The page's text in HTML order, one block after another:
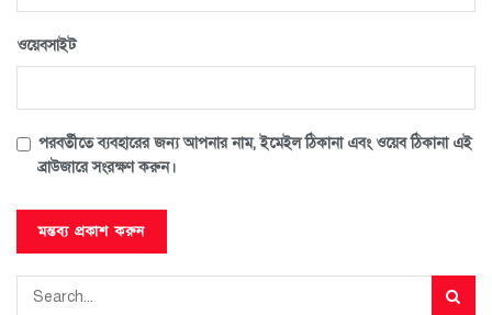
ওয়েবসাইট
পরবর্তীতে ব্যবহারের জন্য আপনার নাম, ইমেইল ঠিকানা এবং ওয়েব ঠিকানা এই
ব্রাউজারে সংরক্ষণ করুন।